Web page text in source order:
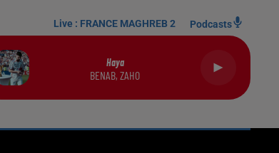
Live : FRANCE MAGHREB 2 Podcasts
Haya
BENAB, ZAHO